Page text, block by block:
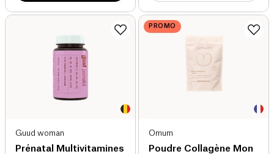
Guud woman
Prénatal Multivitamines
PROMO
Omum
Poudre Collagène Mon